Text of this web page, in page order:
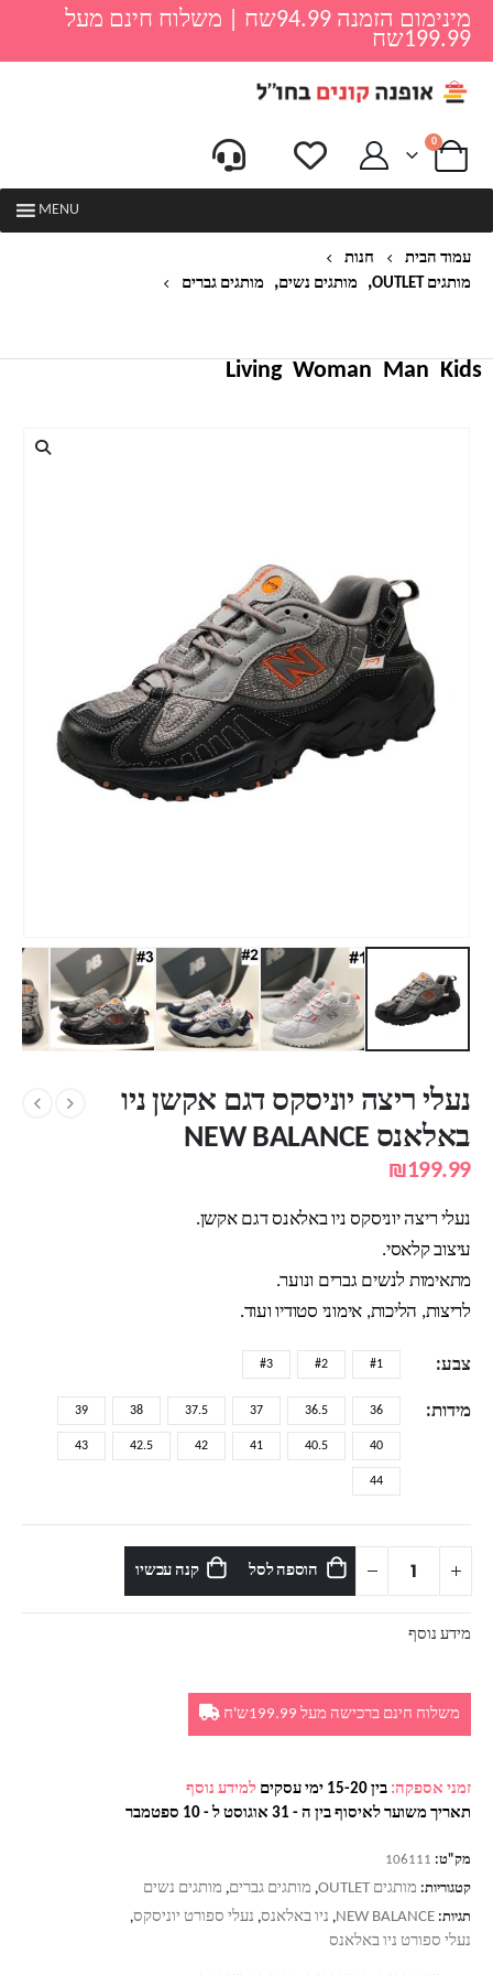
מינימום הזמנה 94.99שח | משלוח חינם מעל
199.99שח
0
MENU
עמוד הבית
חנות
מותגים OUTLET
, מותגים נשים, מותגים גברים
Kids
Man
Woman
Living
נעלי ריצה יוניסקס דגם אקשן ניו
באלאנס NEW BALANCE
₪199.99
נעלי ריצה יוניסקס ניו באלאנס דגם אקשן.
עיצוב קלאסי.
מתאימות לנשים גברים ונוער.
לריצות, הליכות, אימוני סטודיו ועוד.
צבע #1
#2
#3
מידות 36
36.5
37
37.5
38
39
40
40.5
41
42
42.5
43
44
הוספה לסל קנה עכשיו
מידע נוסף
משלוח חינם ברכישה מעל 199.99ש'ח
זמני אספקה: בין 15-20 ימי עסקים
למידע נוסף
תאריך משוער לאיסוף בין ה - 31 אוגוסט ל - 10 ספטמבר
מק"ט: 106111
קטגוריות: מותגים OUTLET , מותגים גברים, מותגים נשים
תגיות: NEW BALANCE
, ניו באלאנס, נעלי ספורט יוניסקס,
נעלי ספורט ניו באלאנס